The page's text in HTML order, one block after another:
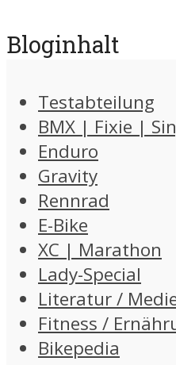
Bloginhalt
Testabteilung
BMX | Fixie |
Enduro
Gravity
Rennrad
E-Bike
XC | Marathon
Lady-Special
Literatur /
Fitness /
Bikepedia